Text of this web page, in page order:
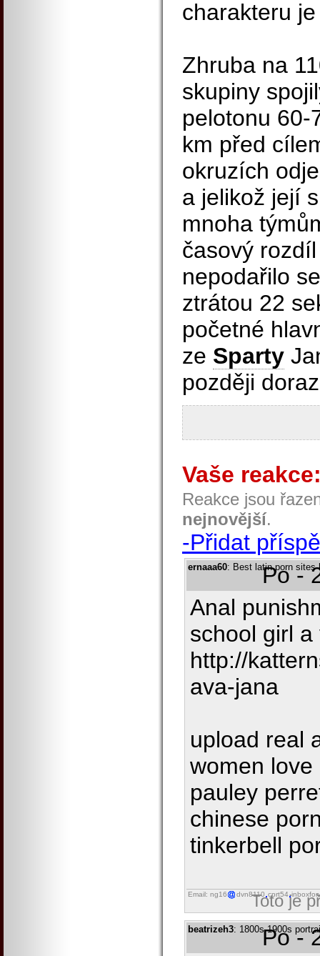
charakteru
Zhruba na
skupiny
pelotonu 60-
km před
okruzích
a jelikož její
mnoha
časový
nepodařilo
ztrátou 22
početné
ze Sparty
později
Vaše
Reakce jsou
nejnovější.
-Přidat
ernaaa60: Best latin porn sites
Po -
Anal
school girl
http://
ava-jana
upload real
women
pauley
chinese
tinkerbell
Email: ng16 dvn8110 cprt54
Toto je
beatrizeh3: 1800s 1900s
Po -